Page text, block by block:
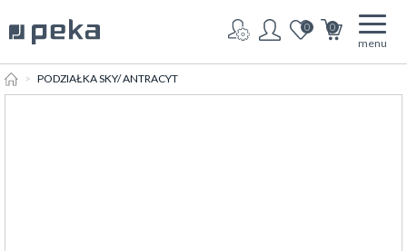
0 0
menu
HOMEPODZIAŁKA SKY/ ANTRACYT